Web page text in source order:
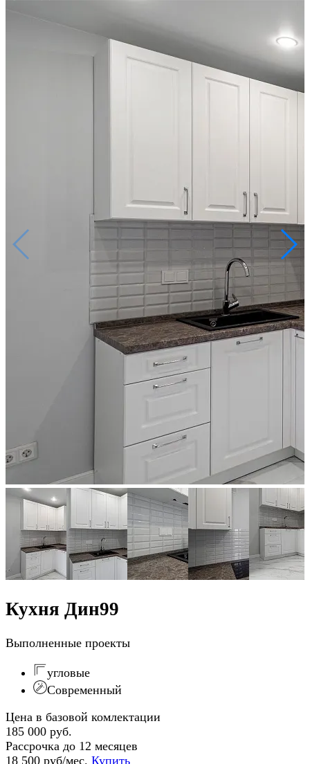
Кухня Дин99
Выполненные проекты
угловые
Современный
Цена в базовой комлектации
185 000 руб.
Рассрочка до 12 месяцев
18 500 руб/мес. Купить